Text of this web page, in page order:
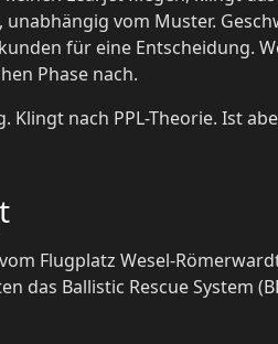
vom Muster.
für eine Entscheidung.
Phase nach.
nach PPL-Theorie. Ist
Flugplatz Wesel-
das Ballistic Rescue System